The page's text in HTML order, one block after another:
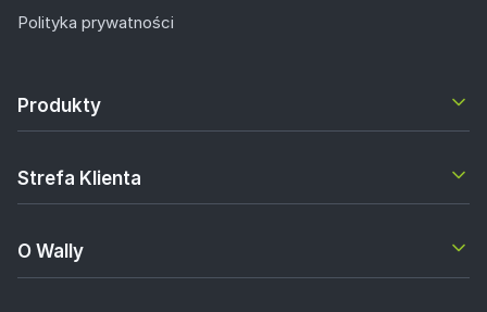
Polityka prywatności
Produkty
Strefa Klienta
O Wally